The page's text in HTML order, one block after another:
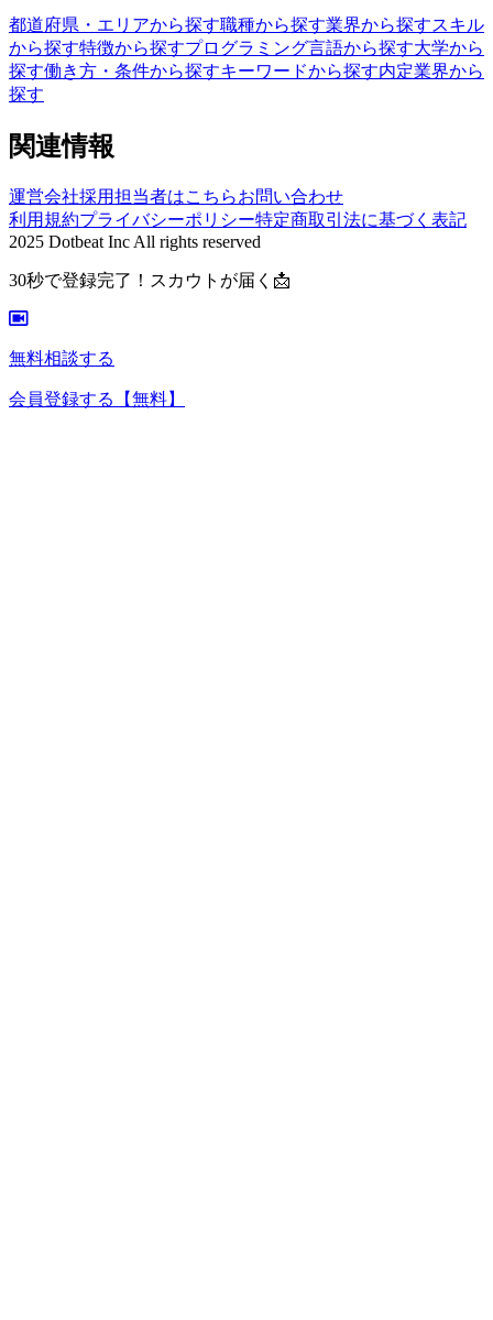
都道府県・エリアから探す職種から探す業界から探すスキル
から探す特徴から探すプログラミング言語から探す大学から
探す働き方・条件から探すキーワードから探す内定業界から
探す
関連情報
運営会社採用担当者はこちらお問い合わせ
利用規約プライバシーポリシー特定商取引法に基づく表記
2025 Dotbeat Inc All rights reserved
30秒で登録完了！スカウトが届く📩
無料相談する
会員登録する 【無料】